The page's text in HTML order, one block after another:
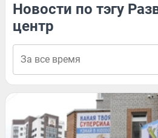
Новости по тэгу
центр